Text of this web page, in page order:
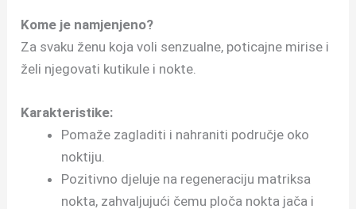
Kome je namjenjeno?
Za svaku ženu koja voli senzualne, poticajne mirise i
želi njegovati kutikule i nokte.
Karakteristike:
Pomaže zagladiti i nahraniti područje oko
noktiju.
Pozitivno djeluje na regeneraciju matriksa
nokta, zahvaljujući čemu ploča nokta jača i